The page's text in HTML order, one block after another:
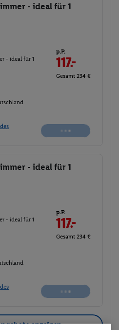
- ideal für 1
- ideal für 1
p.P.
117.50
Gesamt 235 €
Buchen
- ideal für 1
- ideal für 1
p.P.
117.-
Gesamt 234 €
anzeigen